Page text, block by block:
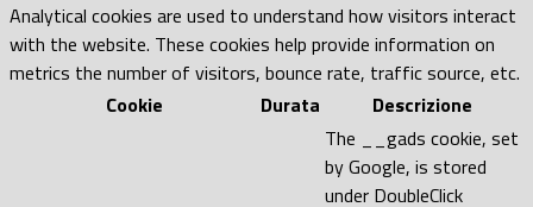
Analytical cookies are used to understand how visitors interact
with the website. These cookies help provide information on
metrics the number of visitors, bounce rate, traffic source, etc.
Cookie
Durata Descrizione
The __gads cookie, set
by Google, is stored
under DoubleClick